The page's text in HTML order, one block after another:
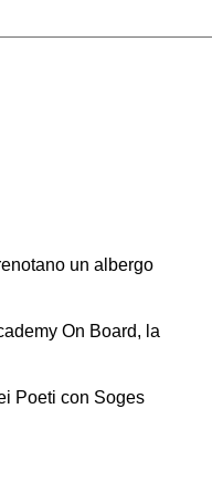
un albergo
On Board, la
Poeti con Soges